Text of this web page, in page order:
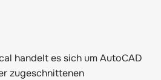
handelt es sich um AutoCAD
zugeschnittenen